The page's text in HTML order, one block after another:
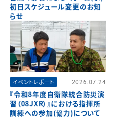
初日スケジュール変更のお知
らせ
イベントレポート 2026.07.24
『令和8年度自衛隊統合防災演
習（08JXR）』における指揮所
訓練への参加(協力)について